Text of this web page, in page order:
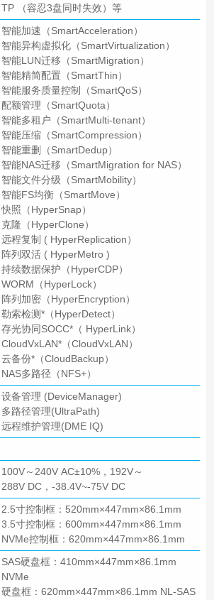
TP （容忍3盘同时失效）等
智能加速（SmartAcceleration）
智能异构虚拟化（SmartVirtualization）
智能LUN迁移（SmartMigration）
智能精简配置（SmartThin）
智能服务质量控制（SmartQoS）
配额管理（SmartQuota）
智能多租户（SmartMulti-tenant）
智能压缩（SmartCompression）
智能重删（SmartDedup）
智能NAS迁移（SmartMigration for NAS）
智能文件分级（SmartMobility）
智能FS均衡（SmartMove）
快照（HyperSnap）
克隆（HyperClone）
远程复制 ( HyperReplication）
阵列双活 ( HyperMetro )
持续数据保护（HyperCDP）
WORM（HyperLock）
阵列加密（HyperEncryption）
勒索检测*（HyperDetect）
存光协同SOCC*（ HyperLink）
CloudVxLAN*（CloudVxLAN）
云备份*（CloudBackup）
NAS多路径（NFS+）
设备管理 (DeviceManager)
多路径管理(UltraPath)
远程维护管理(DME IQ)
100V～240V AC±10%，192V～
288V DC，-38.4V~-75V DC
2.5寸控制框：520mm×447mm×86.1mm
3.5寸控制框：600mm×447mm×86.1mm
NVMe控制框：620mm×447mm×86.1mm
SAS硬盘框：410mm×447mm×86.1mm
NVMe
硬盘框：620mm×447mm×86.1mm NL-SAS